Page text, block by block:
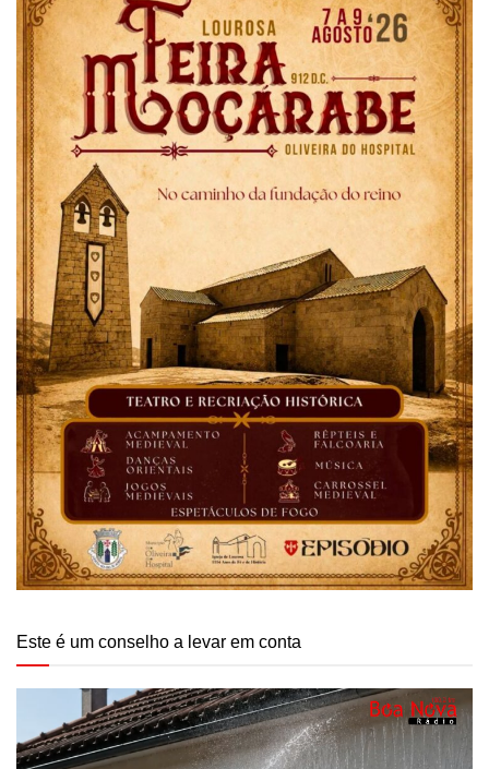
Este é um conselho a levar em conta